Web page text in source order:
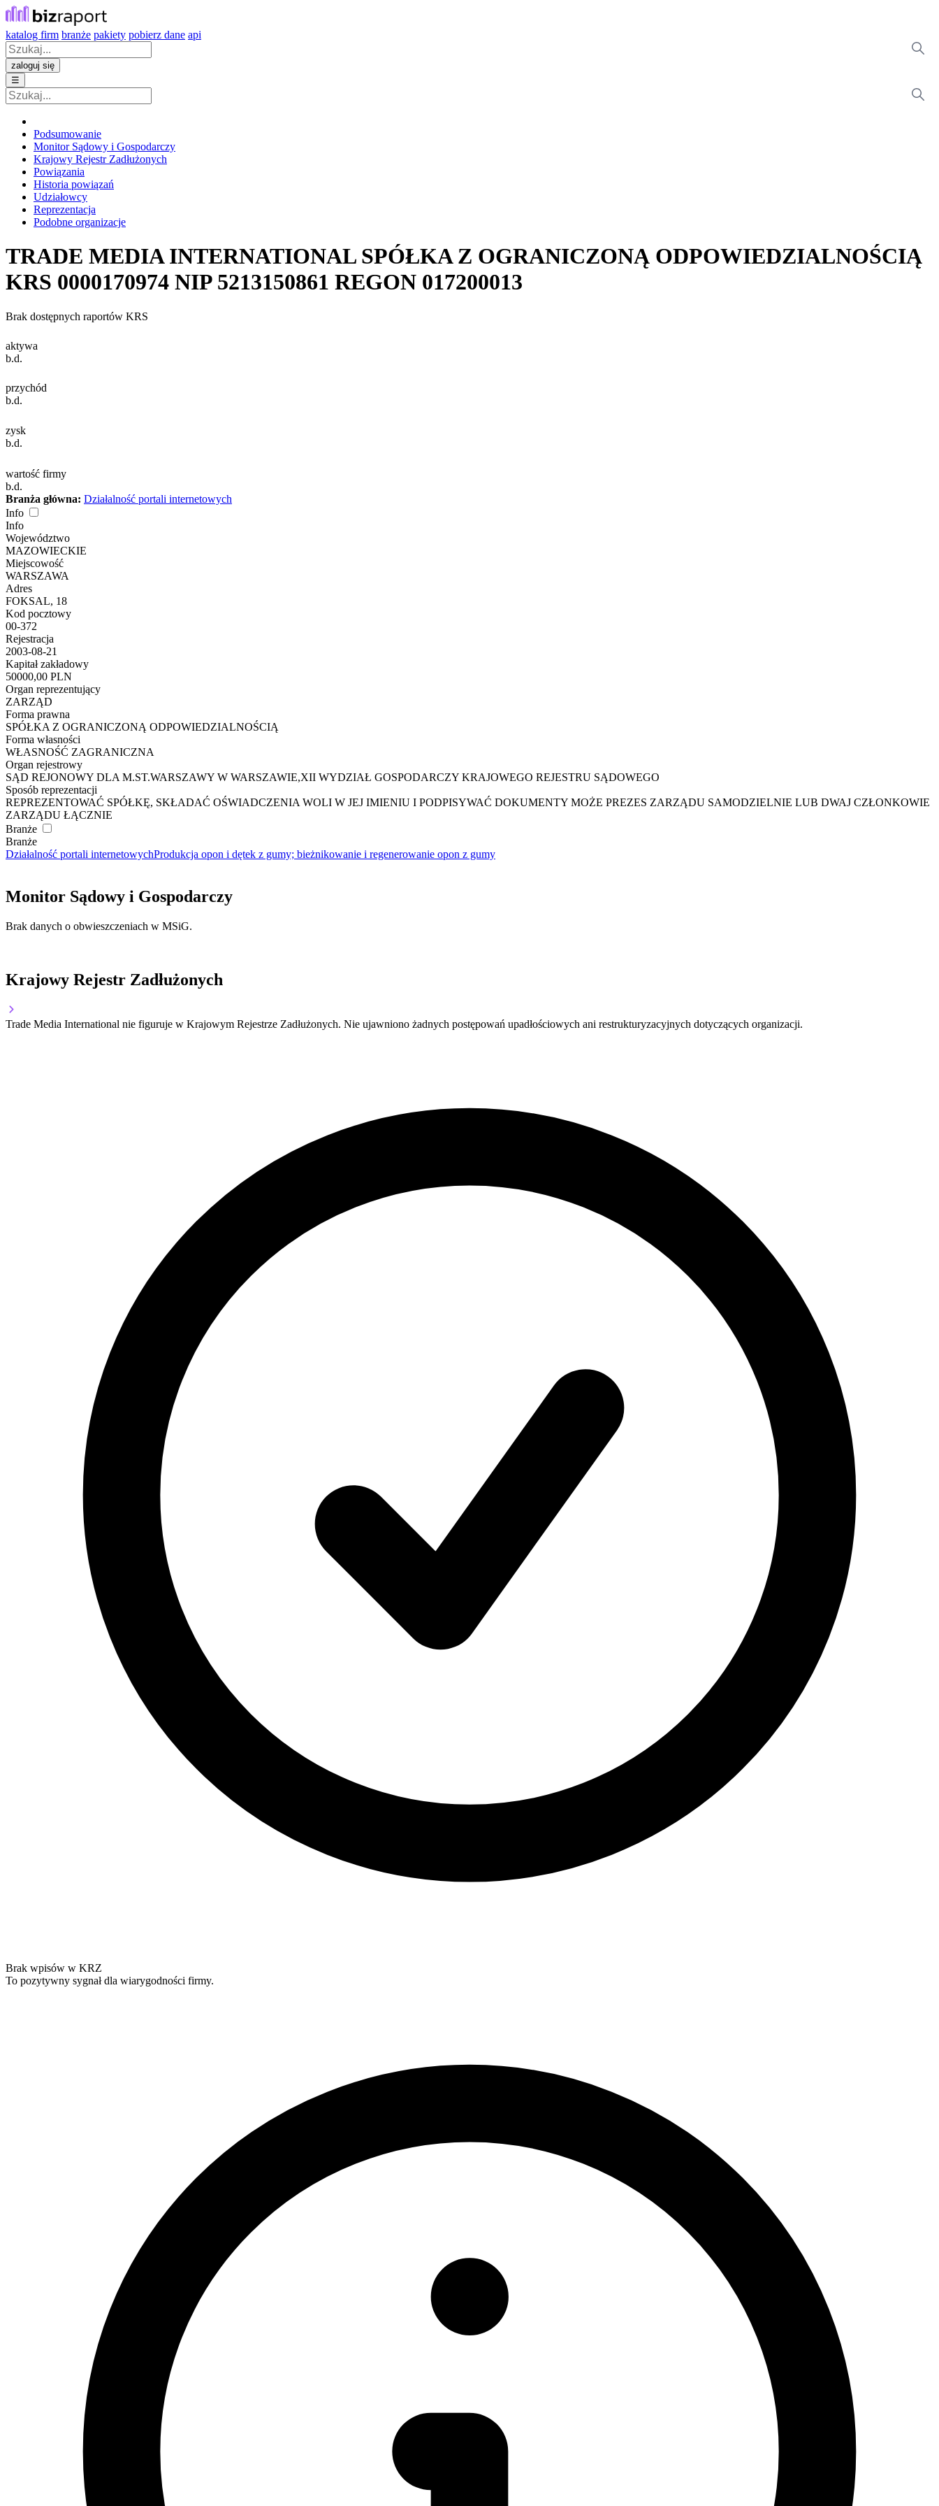
katalog firm branże pakiety pobierz dane api
zaloguj się
☰
Podsumowanie
Monitor Sądowy i Gospodarczy
Krajowy Rejestr Zadłużonych
Powiązania
Historia powiązań
Udziałowcy
Reprezentacja
Podobne organizacje
TRADE MEDIA INTERNATIONAL SPÓŁKA Z OGRANICZONĄ ODPOWIEDZIALNOŚCIĄ
KRS 0000170974 NIP 5213150861 REGON 017200013
Brak dostępnych raportów KRS
aktywa
b.d.
przychód
b.d.
zysk
b.d.
wartość firmy
b.d.
Branża główna: Działalność portali internetowych
Info
Info
Województwo
MAZOWIECKIE
Miejscowość
WARSZAWA
Adres
FOKSAL, 18
Kod pocztowy
00-372
Rejestracja
2003-08-21
Kapitał zakładowy
50000,00 PLN
Organ reprezentujący
ZARZĄD
Forma prawna
SPÓŁKA Z OGRANICZONĄ ODPOWIEDZIALNOŚCIĄ
Forma własności
WŁASNOŚĆ ZAGRANICZNA
Organ rejestrowy
SĄD REJONOWY DLA M.ST.WARSZAWY W WARSZAWIE,XII WYDZIAŁ GOSPODARCZY KRAJOWEGO REJESTRU SĄDOWEGO
Sposób reprezentacji
REPREZENTOWAĆ SPÓŁKĘ, SKŁADAĆ OŚWIADCZENIA WOLI W JEJ IMIENIU I PODPISYWAĆ DOKUMENTY MOŻE PREZES ZARZĄDU SAMODZIELNIE LUB DWAJ CZŁONKOWIE
ZARZĄDU ŁĄCZNIE
Branże
Branże
Działalność portali internetowychProdukcja opon i dętek z gumy; bieżnikowanie i regenerowanie opon z gumy
Monitor Sądowy i Gospodarczy
Brak danych o obwieszczeniach w MSiG.
Krajowy Rejestr Zadłużonych
Trade Media International nie figuruje w Krajowym Rejestrze Zadłużonych. Nie ujawniono żadnych postępowań upadłościowych ani restrukturyzacyjnych dotyczących organizacji.
Brak wpisów w KRZ
To pozytywny sygnał dla wiarygodności firmy.